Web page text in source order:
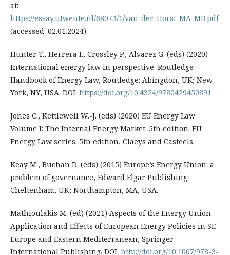
at:
https://essay.utwente.nl/68073/1/van_der_Horst_MA_MB.pdf
(accessed: 02.01.2024).
Hunter T., Herrera I., Crossley P., Alvarez G. (eds) (2020)
International energy law in perspective. Routledge
Handbook of Energy Law, Routledge: Abingdon, UK; New
York, NY, USA. DOI: https://doi.org/10.4324/9780429450891
Jones C., Kettlewell W.-J. (eds) (2020) EU Energy Law
Volume I: The Internal Energy Market. 5th edition. EU
Energy Law series. 5th edition, Claeys and Casteels.
Keay M., Buchan D. (eds) (2015) Europe’s Energy Union: a
problem of governance, Edward Elgar Publishing:
Cheltenham, UK; Northampton, MA, USA.
Mathioulakis M. (ed) (2021) Aspects of the Energy Union.
Application and Effects of European Energy Policies in SE
Europe and Eastern Mediterranean, Springer
International Publishing. DOI: http://doi.org/10.1007/978-3-